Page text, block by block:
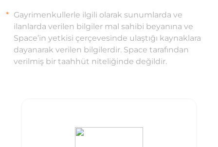
Gayrimenkullerle ilgili olarak sunumlarda ve
ilanlarda verilen bilgiler mal sahibi beyanına ve
Space’in yetkisi çerçevesinde ulaştığı kaynaklara
dayanarak verilen bilgilerdir. Space tarafından
verilmiş bir taahhüt niteliğinde değildir.